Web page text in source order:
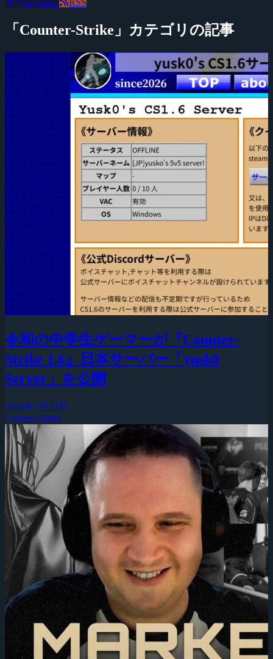
@negitaku RSS
「Counter-Strike」カテゴリの記事
令和の中学生ゲーマーが『Counter-
Strike 1.6』日本サーバー「yusk0
Server」を公開
2026年7月31日
Counter-Strike